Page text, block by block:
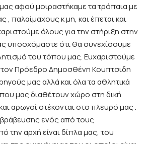
αφού μοιραστήκαμε τα τρόπαια με
, παλαίμαχους κ μη, και έπεται και
όλους για την στήριξη στην
υποσχόμαστε ότι θα συνεχίσουμε
του τόπου μας. Ευχαριστούμε
Πρόεδρο Δημοσθένη Κουπτσιδη
μας αλλά και όλα τα αθλητικά
μας διαθέτουν χώρο στη δική
αρωγοί στέκονται στο πλευρό μας .
ενός από τους
αρχή είναι δίπλα μας, του